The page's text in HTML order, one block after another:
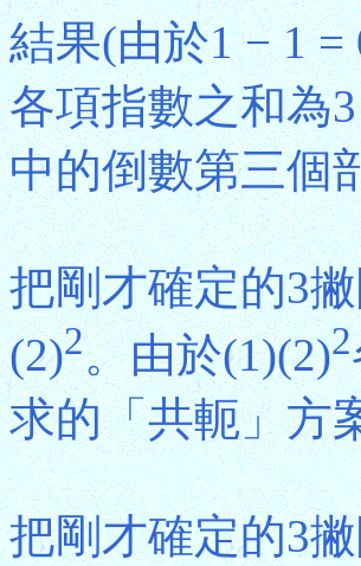
結果(由於1 − 1
各項指數之和為
中的倒數第三個
把剛才確定的3
(2)2。由於(1)(2)2
求的「共軛」方
把剛才確定的3